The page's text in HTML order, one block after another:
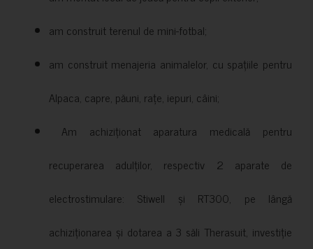
am construit terenul de mini-fotbal;
am construit menajeria animalelor, cu spațiile pentru
Alpaca, capre, păuni, rațe, iepuri, câini;
Am achiziționat aparatura medicală pentru
recuperarea adulților, respectiv 2 aparate de
electrostimulare: Stiwell și RT300, pe lângă
achiziționarea și dotarea a 3 săli Therasuit, investiție